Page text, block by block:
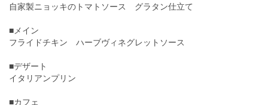
自家製ニョッキのトマトソース グラタン仕立て
■メイン
フライドチキン ハーブヴィネグレットソース
■デザート
イタリアンプリン
■カフェ